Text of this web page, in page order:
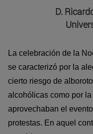
D.
La celebración de la
se caracterizó por la
cierto riesgo de
alcohólicas como por
aprovechaban el
protestas. En aquel